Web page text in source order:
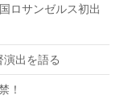
ロサンゼルス初出
出を語る
！